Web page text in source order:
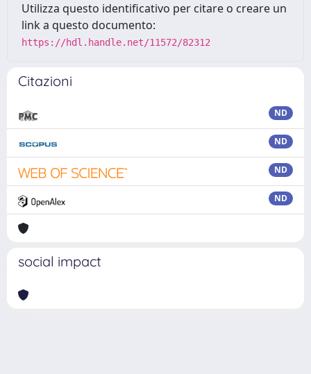
Utilizza questo identificativo per citare o creare un
link a questo documento:
https://hdl.handle.net/11572/82312
Citazioni
ND
ND
ND
ND
social impact